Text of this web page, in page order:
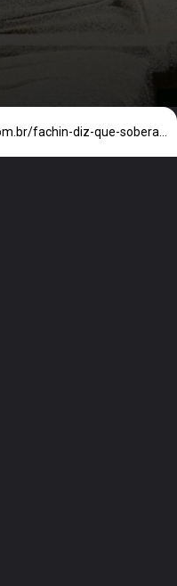
https://portalms67.com.br/fachin-diz-que-soberania-do-brasil-deve-prevalecer-diante-dos-eua/